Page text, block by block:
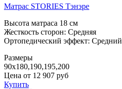
Матрас STORIES Тэнэре
Высота матраса 18 см
Жесткость сторон: Средняя
Ортопедический эффект: Средний
Размеры
90x180,190,195,200
Цена от 12 907 руб
Купить